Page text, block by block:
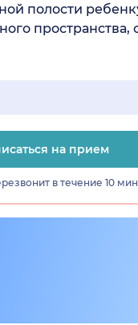
полости
пространства,
на прием
в течение 10